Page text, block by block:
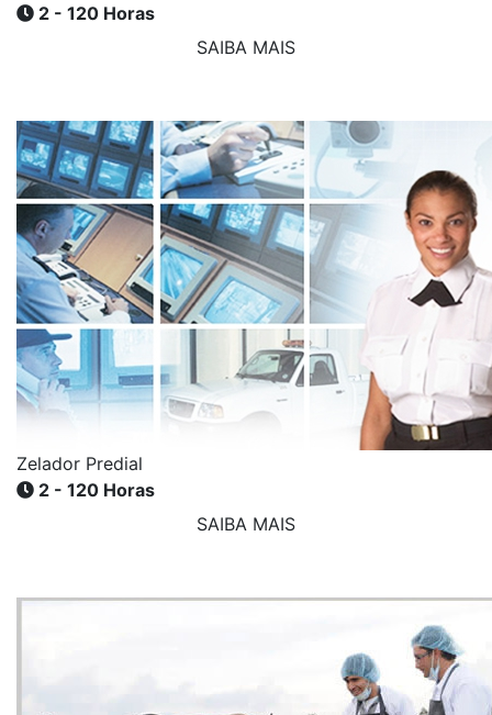
2 - 120 Horas
SAIBA MAIS
Zelador Predial
2 - 120 Horas
SAIBA MAIS